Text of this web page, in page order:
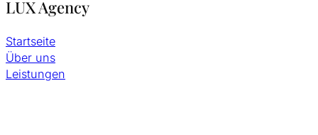
LUX Agency
Startseite
Über uns
Leistungen